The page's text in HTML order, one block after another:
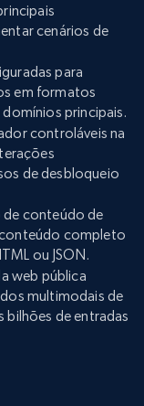
cenários de
para
em formatos
principais.
controláveis na
de desbloqueio
conteúdo de
completo
ou JSON.
web pública
multimodais de
de entradas